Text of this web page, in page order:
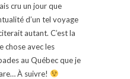
cru un jour que
d’un tel voyage
autant. C’est la
chose avec les
au Québec que je
À suivre!